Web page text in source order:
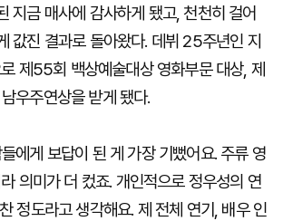
지금 매사에 감사하게 됐고, 천천히 걸어
값진 결과로 돌아왔다. 데뷔 25주년인 지
로 제55회 백상예술대상 영화부문 대상, 제
우주연상을 받게 됐다.
에게 보답이 된 게 가장 기뻤어요. 주류 영
라 의미가 더 컸죠. 개인적으로 정우성의 연
정도라고 생각해요. 제 전체 연기, 배우 인